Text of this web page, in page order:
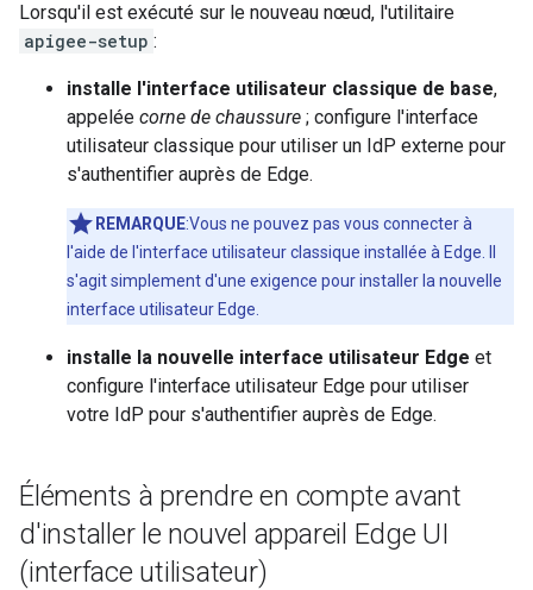
Lorsqu'il est exécuté sur le nouveau nœud, l'utilitaire
apigee-setup :
installe l'interface utilisateur classique de base,
appelée corne de chaussure ; configure l'interface
utilisateur classique pour utiliser un IdP externe pour
s'authentifier auprès de Edge.
REMARQUE:Vous ne pouvez pas vous connecter à
l'aide de l'interface utilisateur classique installée à Edge. Il
s'agit simplement d'une exigence pour installer la nouvelle
interface utilisateur Edge.
installe la nouvelle interface utilisateur Edge et
configure l'interface utilisateur Edge pour utiliser
votre IdP pour s'authentifier auprès de Edge.
Éléments à prendre en compte avant
d'installer le nouvel appareil Edge UI
(interface utilisateur)